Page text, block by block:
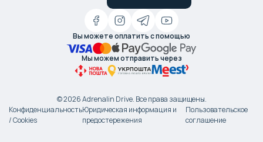
Вы можете оплатить с помощью
Мы можем отправить через
©2026Adrenalin Drive. Все права защищены.
Конфиденциальность
/ Cookies
Юридическая информация и
предостережения
Пользовательское
соглашение